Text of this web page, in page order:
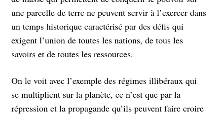
une parcelle de terre ne peuvent servir à l’exercer dans
un temps historique caractérisé par des défis qui
exigent l’union de toutes les nations, de tous les
savoirs et de toutes les ressources.
On le voit avec l’exemple des régimes illibéraux qui
se multiplient sur la planète, ce n’est que par la
répression et la propagande qu’ils peuvent faire croire